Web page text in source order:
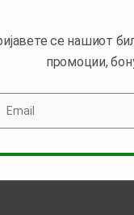
се нашиот
промоции,
Email